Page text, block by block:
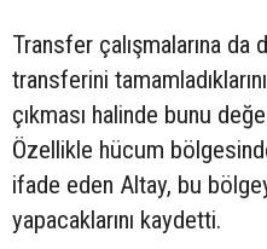
Transfer çalışmalarına da
transferini
çıkması halinde bunu
Özellikle hücum
ifade eden Altay, bu
yapacaklarını kaydetti.